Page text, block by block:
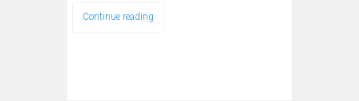
Continue reading